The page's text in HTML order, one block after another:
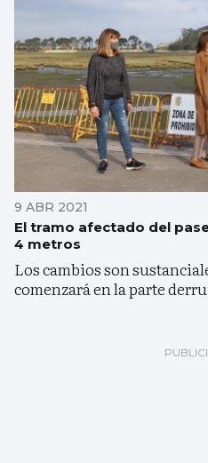
9 ABR 2021
El tramo afectado del
4 metros
Los cambios son
comenzará en la parte